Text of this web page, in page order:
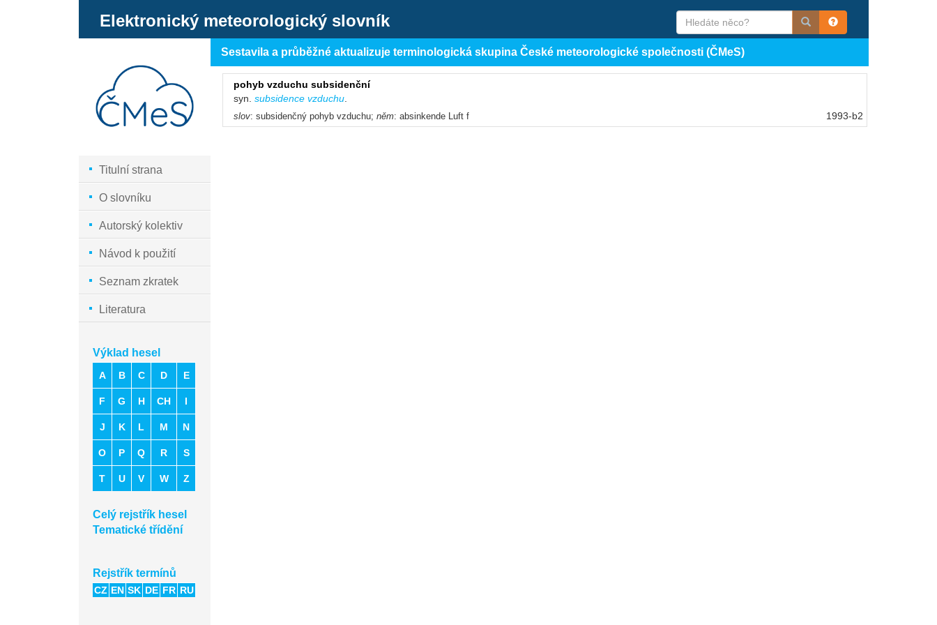
Elektronický meteorologický slovník
Titulní strana
O slovníku
Autorský kolektiv
Návod k použití
Seznam zkratek
Literatura
Výklad hesel
A B C D E
F G H CH I
J K L M N
O P Q R S
T U V W Z
Celý rejstřík hesel
Tematické třídění
Rejstřík termínů
CZ EN SK DE FR RU
Sestavila a průběžné aktualizuje terminologická skupina České meteorologické společnosti (ČMeS)
pohyb vzduchu subsidenční
syn. subsidence vzduchu
slov: subsidenčný pohyb vzduchu; něm: absinkende Luft f 1993-b2